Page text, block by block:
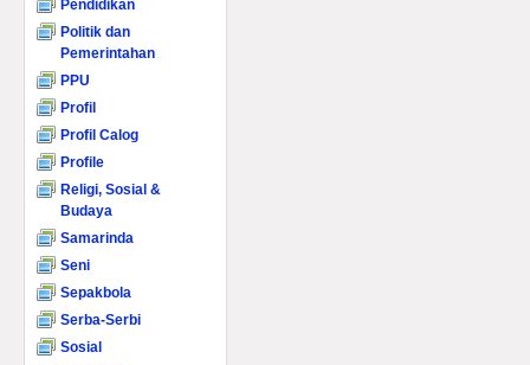
Pendidikan
Politik dan
Pemerintahan
PPU
Profil
Profil Calog
Profile
Religi, Sosial &
Budaya
Samarinda
Seni
Sepakbola
Serba-Serbi
Sosial